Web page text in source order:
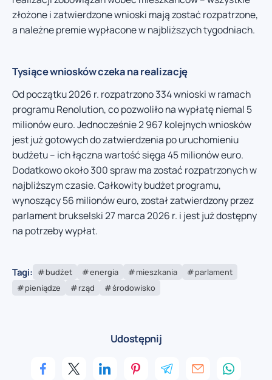
złożone i zatwierdzone wnioski mają zostać rozpatrzone,
a należne premie wypłacone w najbliższych tygodniach.
Tysiące wniosków czeka na realizację
Od początku 2026 r. rozpatrzono 334 wnioski w ramach
programu Renolution, co pozwoliło na wypłatę niemal 5
milionów euro. Jednocześnie 2 967 kolejnych wniosków
jest już gotowych do zatwierdzenia po uruchomieniu
budżetu – ich łączna wartość sięga 45 milionów euro.
Dodatkowo około 300 spraw ma zostać rozpatrzonych w
najbliższym czasie. Całkowity budżet programu,
wynoszący 56 milionów euro, został zatwierdzony przez
parlament brukselski 27 marca 2026 r. i jest już dostępny
na potrzeby wypłat.
Tagi: budżet energia mieszkania
parlament
pieniądze
rząd środowisko
Udostępnij